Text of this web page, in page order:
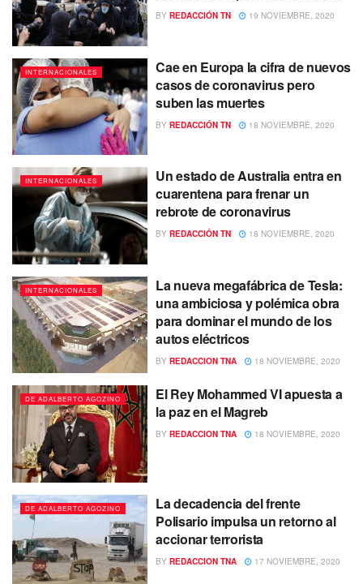
BY REDACCIÓN TN 19 NOVIEMBRE, 2020
INTERNACIONALES
Cae en Europa la cifra de nuevos
casos de coronavirus pero
suben las muertes
BY REDACCIÓN TN 18 NOVIEMBRE, 2020
INTERNACIONALES
Un estado de Australia entra en
cuarentena para frenar un
rebrote de coronavirus
BY REDACCIÓN TN 18 NOVIEMBRE, 2020
INTERNACIONALES
La nueva megafábrica de Tesla:
una ambiciosa y polémica obra
para dominar el mundo de los
autos eléctricos
BY REDACCION TNA 18 NOVIEMBRE, 2020
DE ADALBERTO AGOZINO
El Rey Mohammed VI apuesta a
la paz en el Magreb
BY REDACCION TNA 18 NOVIEMBRE, 2020
DE ADALBERTO AGOZINO
La decadencia del frente
Polisario impulsa un retorno al
accionar terrorista
BY REDACCION TNA 17 NOVIEMBRE, 2020